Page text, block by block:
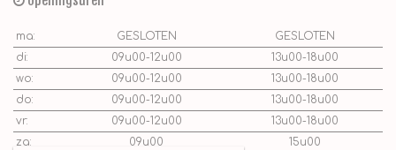
ma: GESLOTEN
GESLOTEN
di:
09u00-12u00
13u00-18u00
wo:
09u00-12u00
13u00-18u00
do:
09u00-12u00
13u00-18u00
vr:
09u00-12u00
13u00-18u00
za:
09u00 15u00